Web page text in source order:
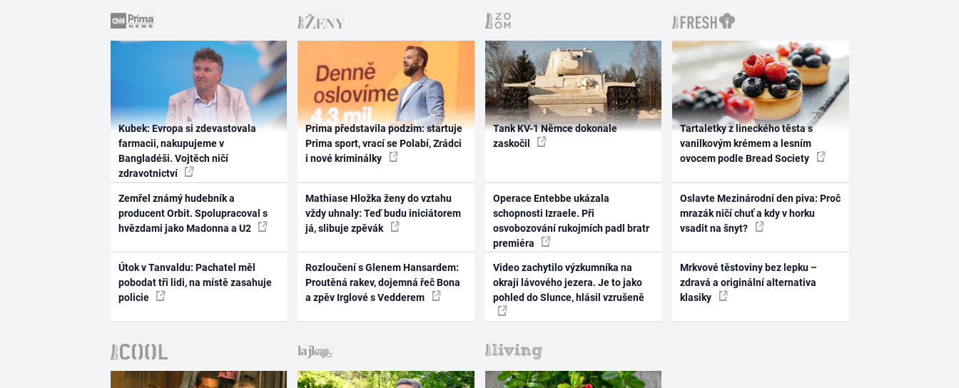
Kubek: Evropa si zdevastovala
farmacii, nakupujeme v
Bangladéši. Vojtěch ničí
zdravotnictví
Zemřel známý hudebník a
producent Orbit. Spolupracoval s
hvězdami jako Madonna a U2
Útok v Tanvaldu: Pachatel měl
pobodat tři lidi, na místě zasahuje
policie
Prima představila podzim: startuje
Prima sport, vrací se Polabí, Zrádci
i nové kriminálky
Mathiase Hložka ženy do vztahu
vždy uhnaly: Teď budu iniciátorem
já, slibuje zpěvák
Rozloučení s Glenem Hansardem:
Proutěná rakev, dojemná řeč Bona
a zpěv Irglové s Vedderem
Tank KV-1 Němce dokonale
zaskočil
Operace Entebbe ukázala
schopnosti Izraele. Při
osvobozování rukojmích padl bratr
premiéra
Video zachytilo výzkumníka na
okraji lávového jezera. Je to jako
pohled do Slunce, hlásil vzrušeně
Tartaletky z lineckého těsta s
vanilkovým krémem a lesním
ovocem podle Bread Society
Oslavte Mezinárodní den piva: Proč
mrazák ničí chuť a kdy v horku
vsadit na šnyt?
Mrkvové těstoviny bez lepku –
zdravá a originální alternativa
klasiky